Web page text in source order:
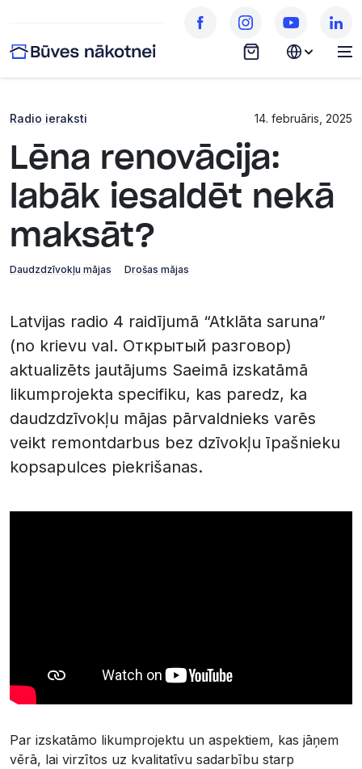
Radio ieraksti 14. februāris, 2025
Lēna renovācija:
labāk iesaldēt nekā
maksāt?
Daudzdzīvokļu mājas Drošas mājas
Latvijas radio 4 raidījumā “Atklāta saruna”
(no krievu val. Открытый разговор)
aktualizēts jautājums Saeimā izskatāmā
likumprojekta specifiku, kas paredz, ka
daudzdzīvokļu mājas pārvaldnieks varēs
veikt remontdarbus bez dzīvokļu īpašnieku
kopsapulces piekrišanas.
Par izskatāmo likumprojektu un aspektiem, kas jāņem
vērā, lai virzītos uz kvalitatīvu sadarbību starp